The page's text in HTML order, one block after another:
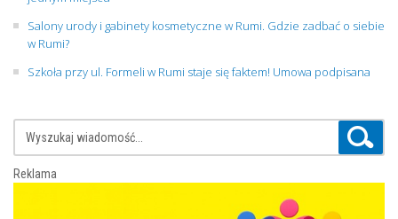
Salony urody i gabinety kosmetyczne w Rumi. Gdzie zadbać o siebie
w Rumi?
Szkoła przy ul. Formeli w Rumi staje się faktem! Umowa podpisana
Reklama